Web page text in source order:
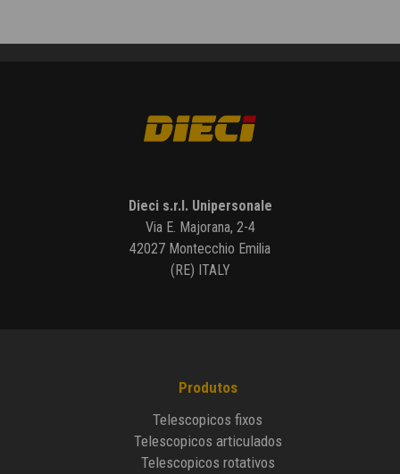
Dieci s.r.l. Unipersonale
Via E. Majorana, 2-4
42027 Montecchio Emilia
(RE) ITALY
Produtos
Telescopicos fixos
Telescopicos articulados
Telescopicos rotativos